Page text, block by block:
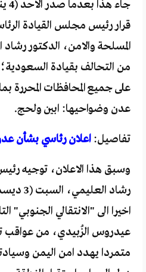
قرار رئيس مجلس القيادة
المسلحة والامن، الدكتور
من التحالف بقيادة
على جميع المحافظات المحررة
عدن وضواحيها: ابين ولحج.
تفاصيل: اعلان رئاسي بشأن
وسبق هذا الاعلان، توجيه
رشاد
اخيرا الى "الانتقالي الجنوبي"
عيدروس الزُبيدي، من عواقب
متمردا يهدد امن اليمن